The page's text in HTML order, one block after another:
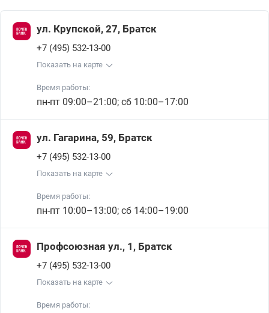
ул. Крупской, 27, Братск
+7 (495) 532-13-00
Показать на карте
Время работы:
пн-пт 09:00–21:00; сб 10:00–17:00
ул. Гагарина, 59, Братск
+7 (495) 532-13-00
Показать на карте
Время работы:
пн-пт 10:00–13:00; сб 14:00–19:00
Профсоюзная ул., 1, Братск
+7 (495) 532-13-00
Показать на карте
Время работы: